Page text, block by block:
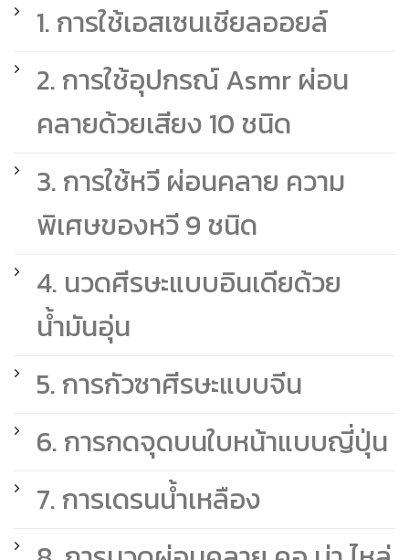
1. การใช้เอสเซนเชียลออยล์
2. การใช้อุปกรณ์ Asmr ผ่อน
คลายด้วยเสียง 10 ชนิด
3. การใช้หวี ผ่อนคลาย ความ
พิเศษของหวี 9 ชนิด
4. นวดศีรษะแบบอินเดียด้วย
น้ำมันอุ่น
5. การกัวซาศีรษะแบบจีน
6. การกดจุดบนใบหน้าแบบญี่ปุ่น
7. การเดรนน้ำเหลือง